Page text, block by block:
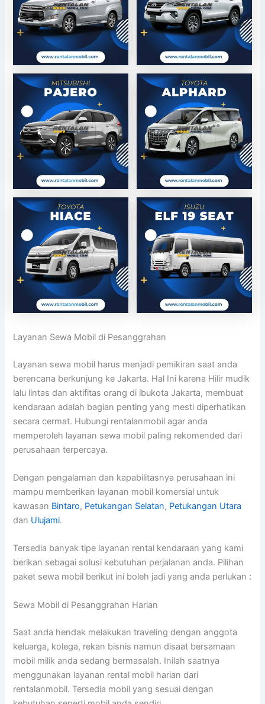
Layanan Sewa Mobil di Pesanggrahan
Layanan sewa mobil harus menjadi pemikiran saat anda
berencana berkunjung ke Jakarta. Hal Ini karena Hilir mudik
lalu lintas dan aktifitas orang di ibukota Jakarta, membuat
kendaraan adalah bagian penting yang mesti diperhatikan
secara cermat. Hubungi rentalanmobil agar anda
memperoleh layanan sewa mobil paling rekomended dari
perusahaan terpercaya.
Dengan pengalaman dan kapabilitasnya perusahaan ini
mampu memberikan layanan mobil komersial untuk
kawasan Bintaro, Petukangan Selatan, Petukangan Utara
dan Ulujami.
Tersedia banyak tipe layanan rental kendaraan yang kami
berikan sebagai solusi kebutuhan perjalanan anda. Pilihan
paket sewa mobil berikut ini boleh jadi yang anda perlukan :
Sewa Mobil di Pesanggrahan Harian
Saat anda hendak melakukan traveling dengan anggota
keluarga, kolega, rekan bisnis namun disaat bersamaan
mobil milik anda sedang bermasalah. Inilah saatnya
menggunakan layanan rental mobil harian dari
rentalanmobil. Tersedia mobil yang sesuai dengan